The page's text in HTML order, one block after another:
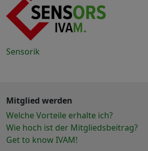
Sensorik
Mitglied werden
Welche Vorteile erhalte ich?
Wie hoch ist der Mitgliedsbeitrag?
Get to know IVAM!